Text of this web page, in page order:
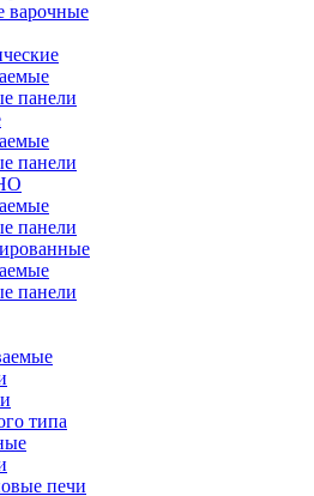
варочные
панели
панели
панели
панели
типа